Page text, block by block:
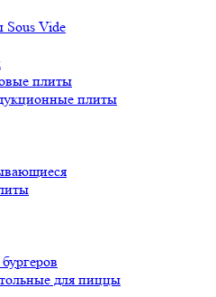
Sous Vide
плиты
плиты
для пиццы